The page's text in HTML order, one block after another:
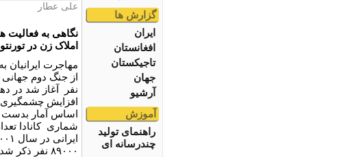
گزارش ها
ایران
افغانستان
تاجیکستان
جهان
آرشیو
آموزش
راهنمای تولید
چندرسانه ای
علی عطار
نگاهی به فعالیت
املاک زن در تورنتو
مهاجرت ایرانیان
نفر آغاز شد در
افزایش چشمگیری
اساس آمار بدست
شماری کانادا
۸۹۰۰۰ نفر ذکر شده است.